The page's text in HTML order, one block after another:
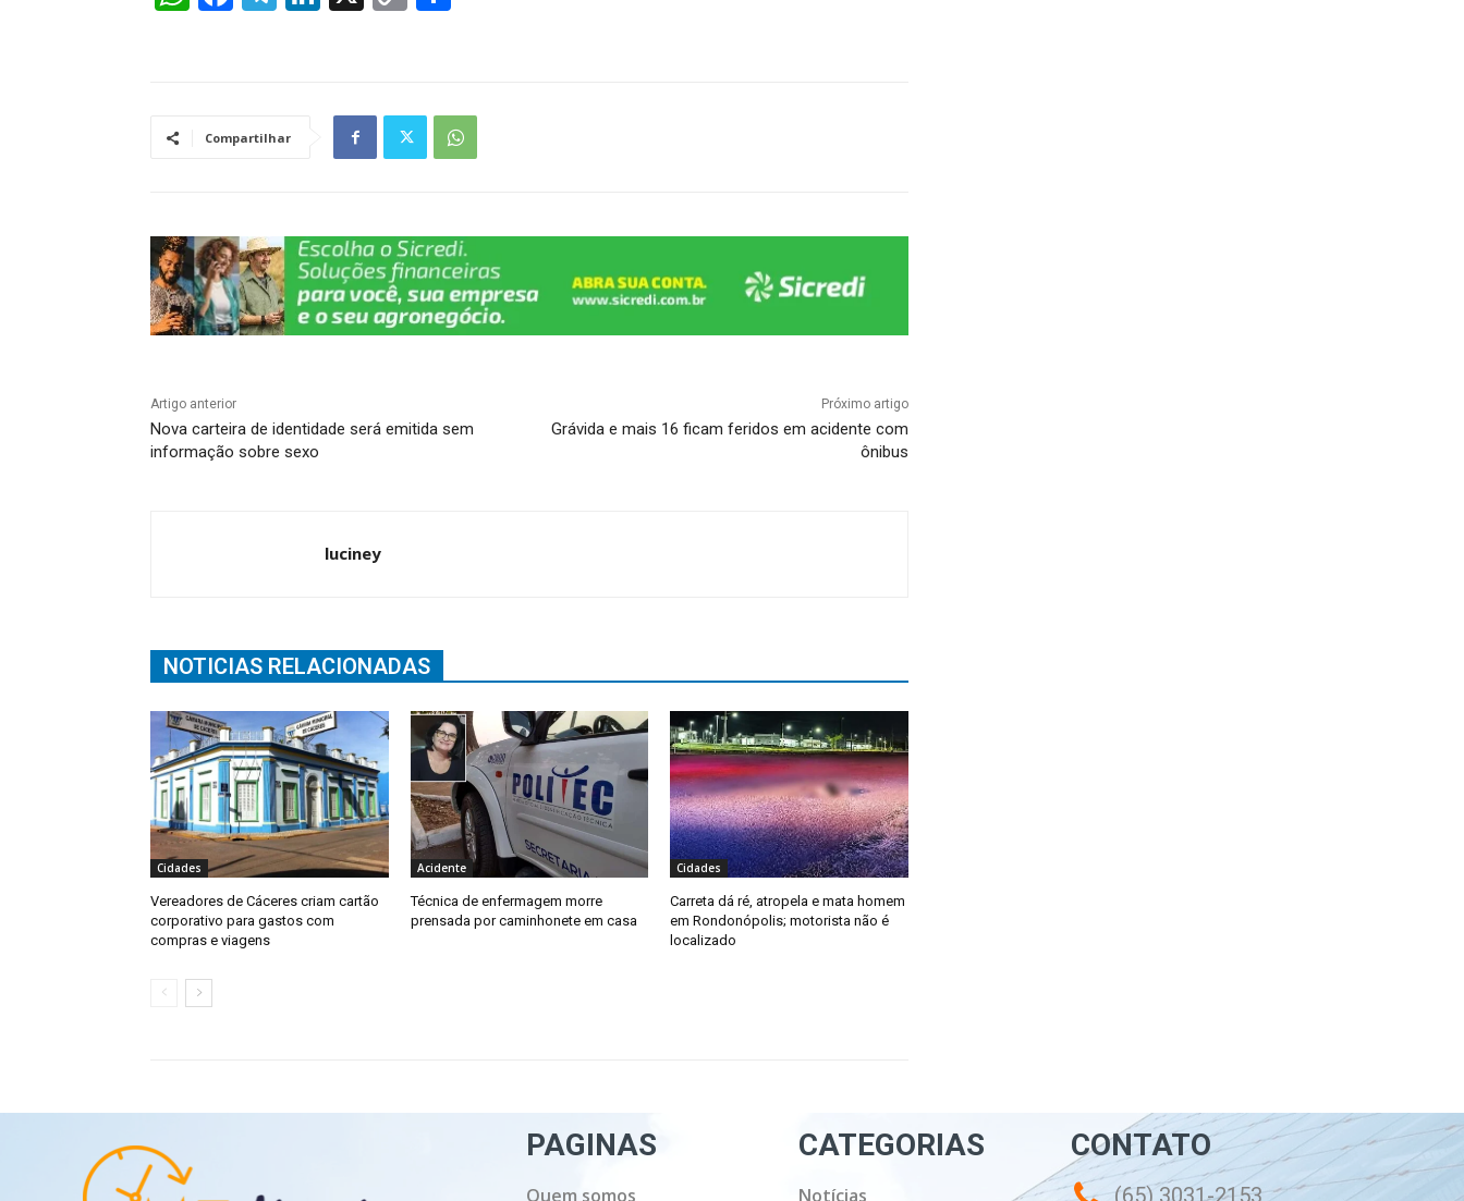
A b
k
a
n
Li
n
Compartilhar
Artigo anterior
Nova carteira de identidade será emitida sem
informação sobre sexo
Próximo artigo
Grávida e mais 16 ficam feridos em acidente com
ônibus
luciney
NOTICIAS RELACIONADAS
Cidades
Vereadores de Cáceres criam cartão
corporativo para gastos com
compras e viagens
Acidente
Técnica de enfermagem morre
prensada por caminhonete em casa
Cidades
Carreta dá ré, atropela e mata homem
em Rondonópolis; motorista não é
localizado
PAGINAS
Quem somos
CATEGORIAS
Notícias
CONTATO
(65) 3031-2153